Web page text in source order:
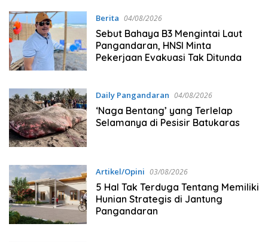
Berita 04/08/2026
Sebut Bahaya B3 Mengintai Laut
Pangandaran, HNSI Minta
Pekerjaan Evakuasi Tak Ditunda
Daily Pangandaran 04/08/2026
‘Naga Bentang’ yang Terlelap
Selamanya di Pesisir Batukaras
Artikel/Opini 03/08/2026
5 Hal Tak Terduga Tentang Memiliki
Hunian Strategis di Jantung
Pangandaran